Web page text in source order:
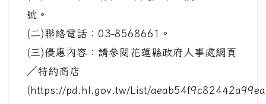
號。
(二)聯絡電話：03-8568661。
(三)優惠內容：請參閱花蓮縣政府人事處網頁
／特約商店
(https://pd.hl.gov.tw/List/